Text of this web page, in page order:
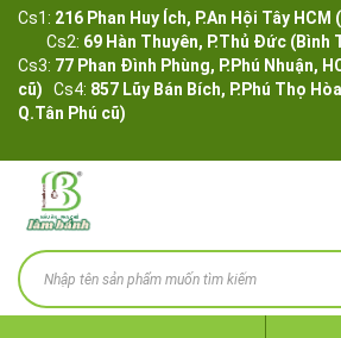
Cs1: 216 Phan Huy Ích, P.An Hội Tây
Cs2: 69 Hàn Thuyên, P.Thủ Đức (Bình
Cs3: 77 Phan Đình Phùng, P.Phú Nhuận,
cũ) Cs4: 857 Lũy Bán Bích, P.Phú Thọ
Q.Tân Phú cũ)